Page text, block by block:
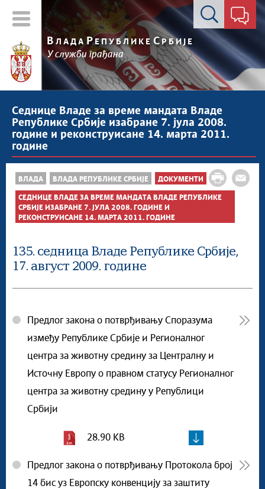
Контакт форма
В ЛАДА РЕПУБЛИКЕ СРБИЈЕ
У служби грађана
Седнице Владе за време мандата Владе
Републике Србије изабране 7. јула 2008.
године и реконструисане 14. марта 2011.
године
ВЛАДА ВЛАДА РЕПУБЛИКЕ СРБИЈЕ ДОКУМЕНТИ
СЕДНИЦЕ ВЛАДЕ ЗА ВРЕМЕ МАНДАТА ВЛАДЕ РЕПУБЛИКЕ
СРБИЈЕ ИЗАБРАНЕ 7. ЈУЛА 2008. ГОДИНЕ И
РЕКОНСТРУИСАНЕ 14. МАРТА 2011. ГОДИНЕ
135. седница Владе Републике Србије,
17. август 2009. године
Предлог закона о потврђивању Споразума
између Републике Србије и Регионалног
центра за животну средину за Централну и
Источну Европу о правном статусу Регионалног
центра за животну средину у Републици
Србији
28.90 KB
Предлог закона о потврђивању Протокола број
14 бис уз Европску конвенцију за заштиту